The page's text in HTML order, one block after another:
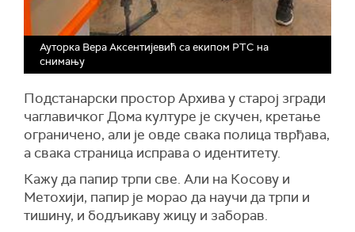
Ауторка Вера Аксентијевић са екипом РТС на
снимању
Подстанарски простор Архива у старој згради
чаглавичког Дома културе је скучен, кретање
ограничено, али је овде свака полица тврђава,
а свака страница исправа о идентитету.
Кажу да папир трпи све. Али на Косову и
Метохији, папир је морао да научи да трпи и
тишину, и бодљикаву жицу и заборав.